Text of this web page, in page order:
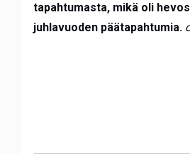
tapahtumasta, mikä oli
juhlavuoden päätapahtumia.